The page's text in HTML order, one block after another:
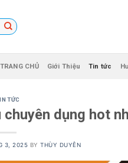
TRANG CHỦ Giới Thiệu Tin tức
TỨC
dụng hot
3, 2025 BYTHÙY DUYÊN